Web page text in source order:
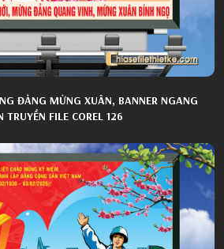
ĐẢNG MỪNG XUÂN, BANNER NGANG
TRUYỀN FILE COREL 126